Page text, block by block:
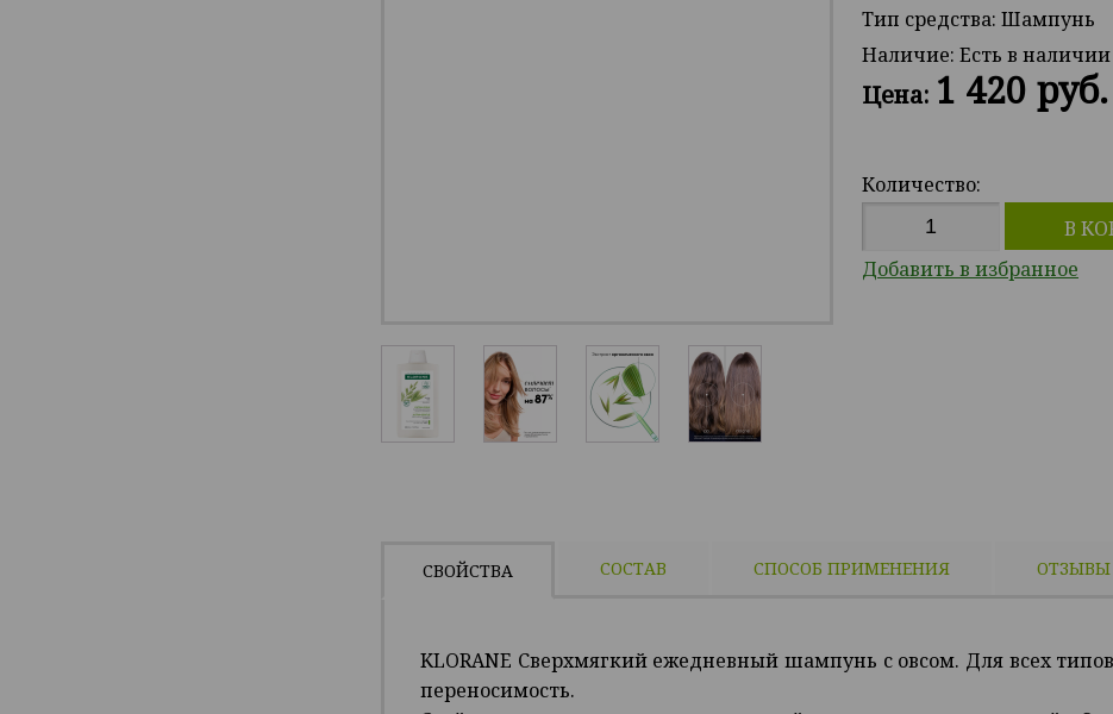
Тип средства: Шампунь
Наличие: Есть в наличии
Цена: 1 420 руб.
Количество:
В
Добавить в избранное
СВОЙСТВА СОСТАВ СПОСОБ ПРИМЕНЕНИЯ ОТЗЫВЫ
KLORANE Сверхмягкий ежедневный шампунь с овсом. Для всех
переносимость.